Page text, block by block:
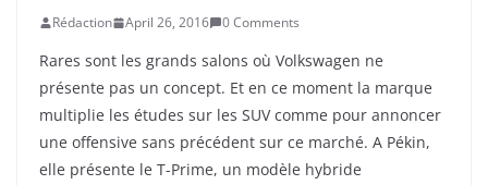
Rédaction April 26, 2016 0 Comments
Rares sont les grands salons où Volkswagen ne
présente pas un concept. Et en ce moment la marque
multiplie les études sur les SUV comme pour annoncer
une offensive sans précédent sur ce marché. A Pékin,
elle présente le T-Prime, un modèle hybride